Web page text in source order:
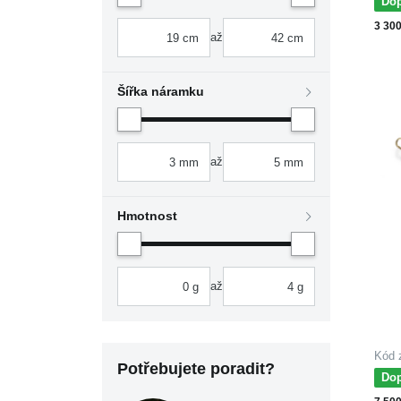
až
Šířka náramku
až
Hmotnost
až
Potřebujete poradit?
3
Kód